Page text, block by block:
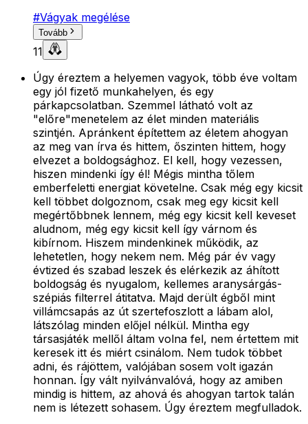
#Vágyak megélése
Tovább
11
Úgy éreztem a helyemen vagyok, több éve voltam
egy jól fizető munkahelyen, és egy
párkapcsolatban. Szemmel látható volt az
"előre"menetelem az élet minden materiális
szintjén. Apránkent építettem az életem ahogyan
az meg van írva és hittem, őszinten hittem, hogy
elvezet a boldogsághoz. El kell, hogy vezessen,
hiszen mindenki így él! Mégis mintha tőlem
emberfeletti energiat követelne. Csak még egy kicsit
kell többet dolgoznom, csak meg egy kicsit kell
megértőbbnek lennem, még egy kicsit kell keveset
aludnom, még egy kicsit kell így várnom és
kibírnom. Hiszem mindenkinek működik, az
lehetetlen, hogy nekem nem. Még pár év vagy
évtized és szabad leszek és elérkezik az áhított
boldogság és nyugalom, kellemes aranysárgás-
szépiás filterrel átitatva. Majd derült égből mint
villámcsapás az út szertefoszlott a lábam alol,
látszólag minden előjel nélkül. Mintha egy
társasjáték mellől áltam volna fel, nem értettem mit
keresek itt és miért csinálom. Nem tudok többet
adni, és rájöttem, valójában sosem volt igazán
honnan. Így vált nyilvánvalóvá, hogy az amiben
mindig is hittem, az ahová és ahogyan tartok talán
nem is létezett sohasem. Úgy éreztem megfulladok.